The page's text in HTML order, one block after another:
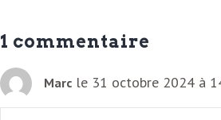
i
l
1 commentaire
Marc le 31 octobre 2024 à